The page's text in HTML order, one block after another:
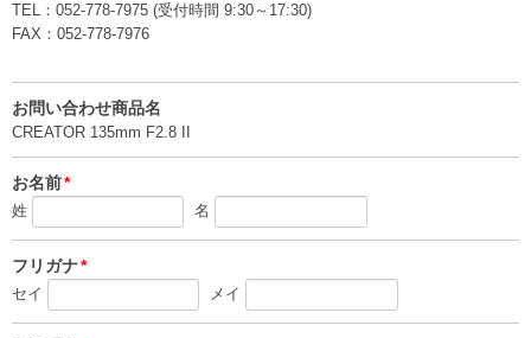
TEL：052-778-7975 (受付時間 9:30～17:30)
FAX：052-778-7976
お問い合わせ商品名
CREATOR 135mm F2.8 II
お名前*
姓 名
フリガナ*
セイ メイ